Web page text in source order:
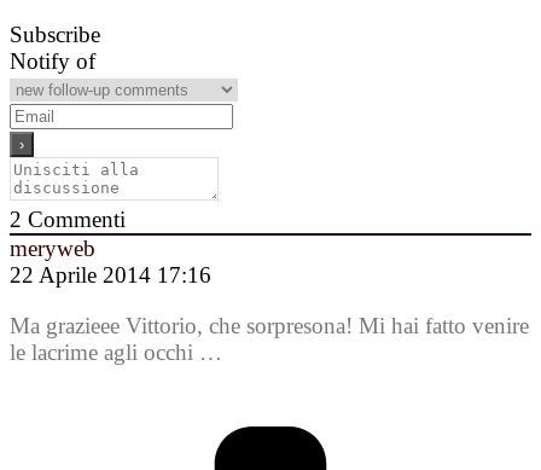
Subscribe
Notify of
2 Commenti
meryweb
22 Aprile 2014 17:16
Ma grazieee Vittorio, che sorpresona! Mi hai fatto venire
le lacrime agli occhi …